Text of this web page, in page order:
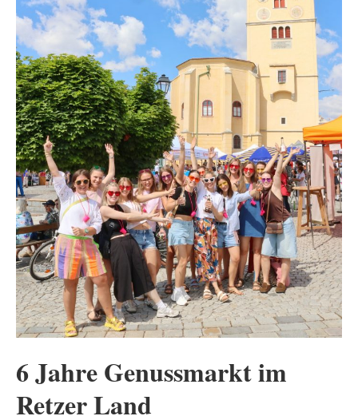
6 Jahre Genussmarkt im
Retzer Land